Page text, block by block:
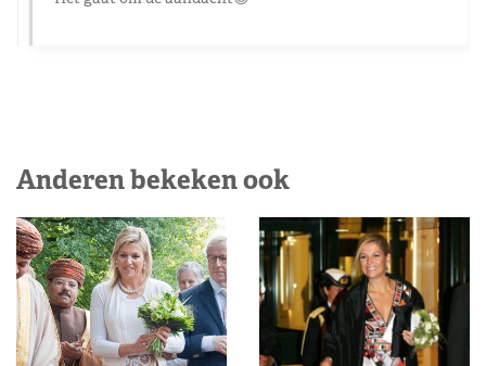
Anderen bekeken ook